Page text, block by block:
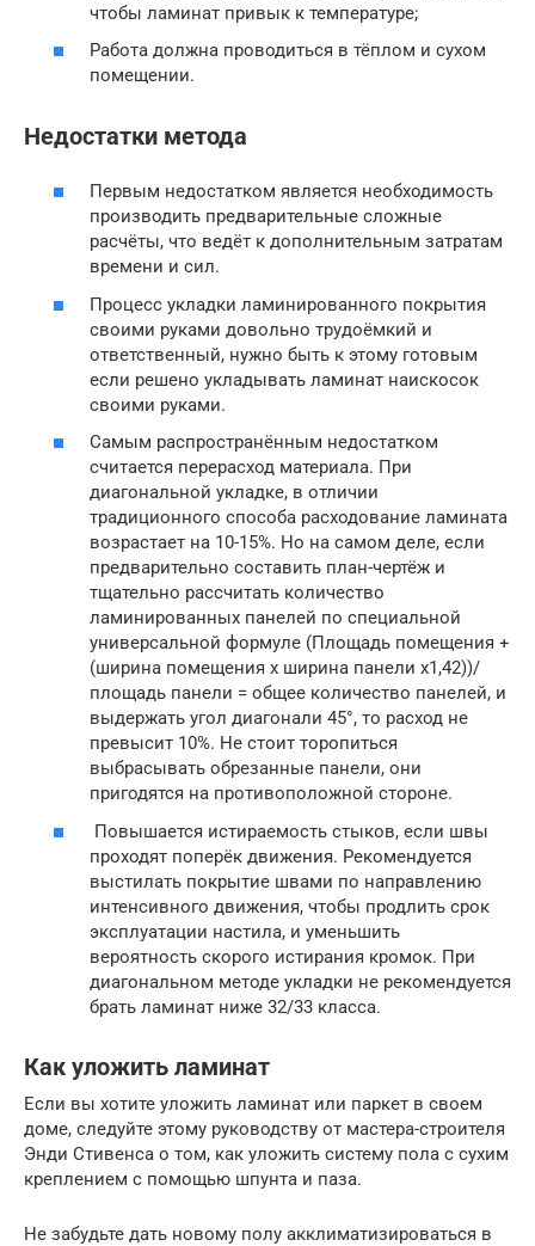
чтобы ламинат привык к температуре;
Работа должна проводиться в тёплом и сухом
помещении.
Недостатки метода
Первым недостатком является необходимость
производить предварительные сложные
расчёты, что ведёт к дополнительным затратам
времени и сил.
Процесс укладки ламинированного покрытия
своими руками довольно трудоёмкий и
ответственный, нужно быть к этому готовым
если решено укладывать ламинат наискосок
своими руками.
Самым распространённым недостатком
считается перерасход материала. При
диагональной укладке, в отличии
традиционного способа расходование ламината
возрастает на 10-15%. Но на самом деле, если
предварительно составить план-чертёж и
тщательно рассчитать количество
ламинированных панелей по специальной
универсальной формуле (Площадь помещения +
(ширина помещения х ширина панели х1,42))/
площадь панели = общее количество панелей, и
выдержать угол диагонали 45°, то расход не
превысит 10%. Не стоит торопиться
выбрасывать обрезанные панели, они
пригодятся на противоположной стороне.
Повышается истираемость стыков, если швы
проходят поперёк движения. Рекомендуется
выстилать покрытие швами по направлению
интенсивного движения, чтобы продлить срок
эксплуатации настила, и уменьшить
вероятность скорого истирания кромок. При
диагональном методе укладки не рекомендуется
брать ламинат ниже 32/33 класса.
Как уложить ламинат
Если вы хотите уложить ламинат или паркет в своем
доме, следуйте этому руководству от мастера-строителя
Энди Стивенса о том, как уложить систему пола с сухим
креплением с помощью шпунта и паза.
Не забудьте дать новому полу акклиматизироваться в